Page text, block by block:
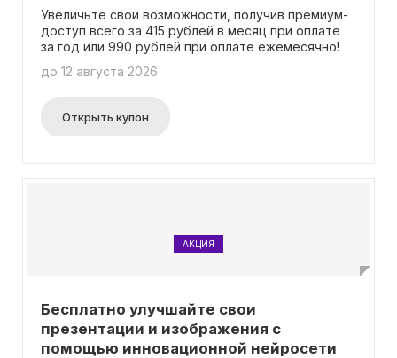
Увеличьте свои возможности, получив премиум-
доступ всего за 415 рублей в месяц при оплате
за год или 990 рублей при оплате ежемесячно!
до 12 августа 2026
Открыть купон
АКЦИЯ
Бесплатно улучшайте свои
презентации и изображения с
помощью инновационной нейросети